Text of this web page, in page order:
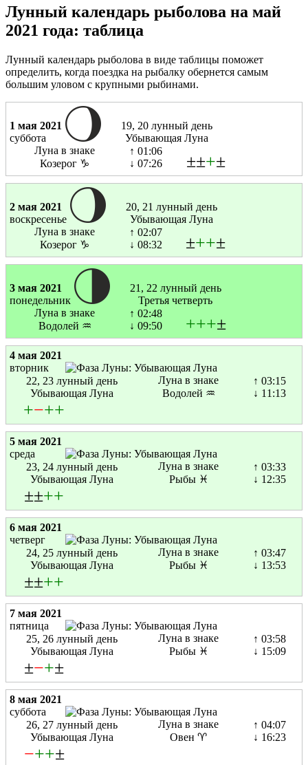
Лунный календарь рыболова на май
2021 года: таблица
Лунный календарь рыболова в виде таблицы поможет
определить, когда поездка на рыбалку обернется самым
большим уловом с крупными рыбинами.
1 мая 2021
суббота
19, 20 лунный день
Убывающая Луна
Луна в знаке
Козерог ♑
↑ 01:06
↓ 07:26
±±+±
2 мая 2021
воскресенье
20, 21 лунный день
Убывающая Луна
Луна в знаке
Козерог ♑
↑ 02:07
↓ 08:32
±++±
3 мая 2021
понедельник
21, 22 лунный день
Третья четверть
Луна в знаке
Водолей ♒
↑ 02:48
↓ 09:50
+++±
4 мая 2021
вторник
22, 23 лунный день
Убывающая Луна
Луна в знаке
Водолей ♒
↑ 03:15
↓ 11:13
+−++
5 мая 2021
среда
23, 24 лунный день
Убывающая Луна
Луна в знаке
Рыбы ♓
↑ 03:33
↓ 12:35
±±++
6 мая 2021
четверг
24, 25 лунный день
Убывающая Луна
Луна в знаке
Рыбы ♓
↑ 03:47
↓ 13:53
±±++
7 мая 2021
пятница
25, 26 лунный день
Убывающая Луна
Луна в знаке
Рыбы ♓
↑ 03:58
↓ 15:09
±−+±
8 мая 2021
суббота
26, 27 лунный день
Убывающая Луна
Луна в знаке
Овен ♈
↑ 04:07
↓ 16:23
−++±